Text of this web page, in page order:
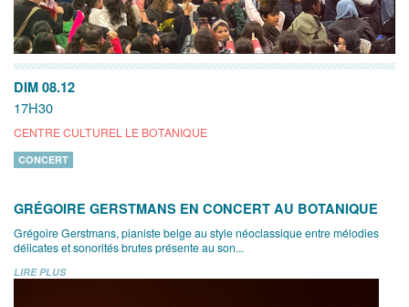
DIM 08.12
17H30
CENTRE CULTUREL LE BOTANIQUE
CONCERT
GRÉGOIRE GERSTMANS EN CONCERT AU BOTANIQUE
Grégoire Gerstmans, pianiste belge au style néoclassique entre mélodies
délicates et sonorités brutes présente au son...
LIRE PLUS